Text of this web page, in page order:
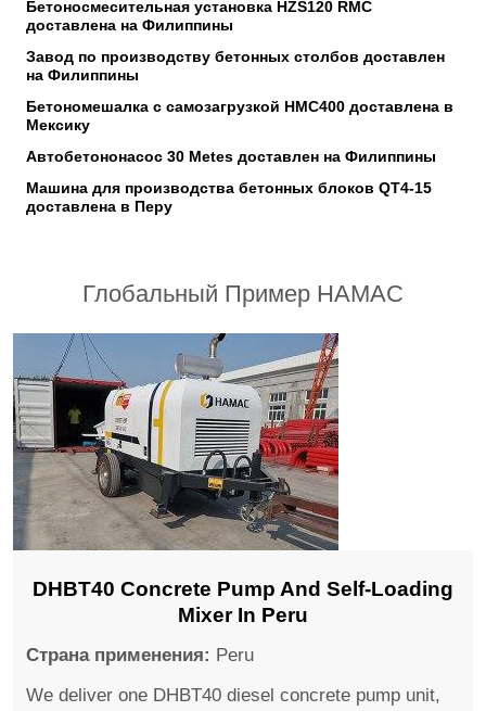
Бетоносмесительная установка HZS120 RMC
доставлена на Филиппины
Завод по производству бетонных столбов доставлен
на Филиппины
Бетономешалка с самозагрузкой HMC400 доставлена в
Мексику
Автобетононасос 30 Metes доставлен на Филиппины
Машина для производства бетонных блоков QT4-15
доставлена в Перу
Глобальный Пример HAMAC
DHBT40 Concrete Pump And Self-Loading
Mixer In Peru
Страна применения: Peru
We deliver one DHBT40 diesel concrete pump unit,